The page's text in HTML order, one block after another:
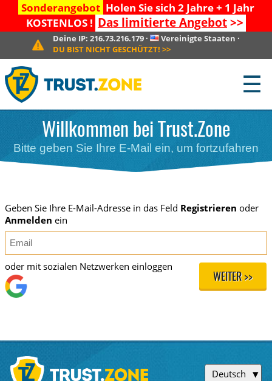
Sonderangebot Holen Sie sich 2 Jahre + 1 Jahr
KOSTENLOS ! Das limitierte Angebot>>
Deine IP: 216.73.216.179· Vereinigte Staaten ·
DU BIST NICHT GESCHÜTZT! >>
☰
Willkommen bei Trust.Zone
Bitte geben Sie Ihre E-Mail ein, um fortzufahren
Geben Sie Ihre E-Mail-Adresse in das Feld Registrieren oder
Anmelden ein
WEITER >>
oder mit sozialen Netzwerken einloggen
Deutsch